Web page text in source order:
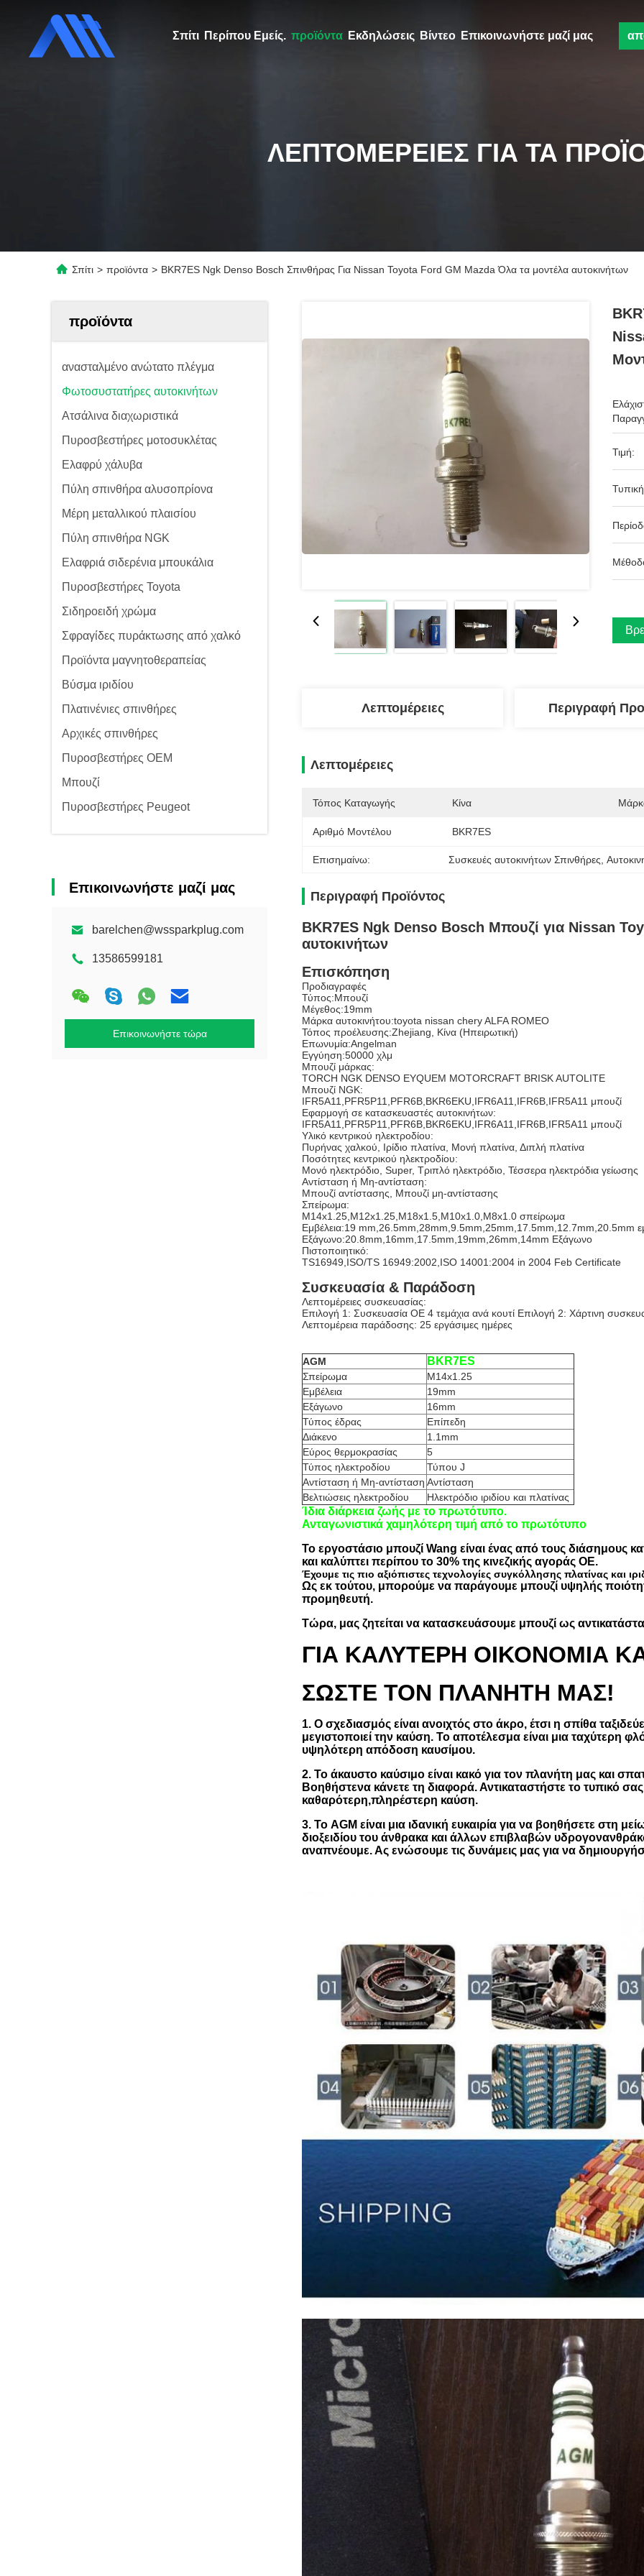
Σπίτι Περίπου Εμείς. προϊόντα Εκδηλώσεις Βίντεο Επικοινωνήστε μαζί μας
ΛΕΠΤΟΜΈΡΕΙΕΣ ΓΙΑ ΤΑ
Σπίτι > προϊόντα > BKR7ES Ngk Denso Bosch Σπινθήρας Για Nissan Toyota Ford GM Mazda Όλα τα μοντέλα αυτοκινήτων
προϊόντα
ανασταλμένο ανώτατο πλέγμα
Φωτοσυστατήρες αυτοκινήτων
Ατσάλινα διαχωριστικά
Πυροσβεστήρες μοτοσυκλέτας
Ελαφρύ χάλυβα
Πύλη σπινθήρα αλυσοπρίονα
Μέρη μεταλλικού πλαισίου
Πύλη σπινθήρα NGK
Ελαφριά σιδερένια μπουκάλια
Πυροσβεστήρες Toyota
Σιδηροειδή χρώμα
Σφραγίδες πυράκτωσης από χαλκό
Προϊόντα μαγνητοθεραπείας
Βύσμα ιριδίου
Πλατινένιες σπινθήρες
Αρχικές σπινθήρες
Πυροσβεστήρες OEM
Μπουζί
Πυροσβεστήρες Peugeot
Επικοινωνήστε μαζί μας
barelchen@wssparkplug.com
13586599181
Επικοινωνήστε τώρα
Τιμή:
Λεπτομέρειες Περιγραφή
Λεπτομέρειες
Τόπος Καταγωγής Κίνα
Αριθμό Μοντέλου BKR7ES
Επισημαίνω: Συσκευές αυτοκινήτων Σπινθήρες ,
Περιγραφή Προϊόντος
BKR7ES Ngk Denso Bosch Μπουζί για Nissan
αυτοκινήτων
Επισκόπηση
Προδιαγραφές
Τύπος:Μπουζί
Μέγεθος:19mm
Μάρκα αυτοκινήτου:toyota nissan chery ALFA ROMEO
Τόπος προέλευσης:Zhejiang, Κίνα (Ηπειρωτική)
Επωνυμία:Angelman
Εγγύηση:50000 χλμ
Μπουζί μάρκας:
TORCH NGK DENSO EYQUEM MOTORCRAFT BRISK AUTOLITE
Μπουζί NGK:
IFR5A11,PFR5P11,PFR6B,BKR6EKU,IFR6A11,IFR6B,IFR5A11 μπουζί
Εφαρμογή σε κατασκευαστές αυτοκινήτων:
IFR5A11,PFR5P11,PFR6B,BKR6EKU,IFR6A11,IFR6B,IFR5A11 μπουζί
Υλικό κεντρικού ηλεκτροδίου:
Πυρήνας χαλκού, Ιρίδιο πλατίνα, Μονή πλατίνα, Διπλή πλατίνα
Ποσότητες κεντρικού ηλεκτροδίου:
Μονό ηλεκτρόδιο, Super, Τριπλό ηλεκτρόδιο, Τέσσερα ηλεκτρόδια γείωσης
Αντίσταση ή Μη-αντίσταση:
Μπουζί αντίστασης, Μπουζί μη-αντίστασης
Σπείρωμα:
M14x1.25,M12x1.25,M18x1.5,M10x1.0,M8x1.0 σπείρωμα
Εμβέλεια:19 mm,26.5mm,28mm,9.5mm,25mm,17.5mm,12.7mm,20.5mm
Εξάγωνο:20.8mm,16mm,17.5mm,19mm,26mm,14mm Εξάγωνο
Πιστοποιητικό:
TS16949,ISO/TS 16949:2002,ISO 14001:2004 in 2004 Feb Certificate
Συσκευασία & Παράδοση
Λεπτομέρειες συσκευασίας:
Επιλογή 1: Συσκευασία OE 4 τεμάχια ανά κουτί Επιλογή 2: Χάρτινη
Λεπτομέρεια παράδοσης: 25 εργάσιμες ημέρες
AGM BKR7ES
Σπείρωμα
M14x1.25
Εμβέλεια
19mm
Εξάγωνο
16mm
Τύπος έδρας
Επίπεδη
Διάκενο
1.1mm
Εύρος θερμοκρασίας
5
Τύπος ηλεκτροδίου
Τύπου J
Αντίσταση ή Μη-αντίσταση Αντίσταση
Βελτιώσεις ηλεκτροδίου
Ηλεκτρόδιο ιριδίου και πλατίνας
Ίδια διάρκεια ζωής με το πρωτότυπο.
Ανταγωνιστικά χαμηλότερη τιμή από το πρωτότυπο
Το εργοστάσιο μπουζί Wang είναι ένας από τους διάσημους
και καλύπτει περίπου το 30% της κινεζικής αγοράς OE.
Έχουμε τις πιο αξιόπιστες τεχνολογίες συγκόλλησης πλατίνας και
Ως εκ τούτου, μπορούμε να παράγουμε μπουζί υψηλής
προμηθευτή.
Τώρα, μας ζητείται να κατασκευάσουμε μπουζί ως
ΓΙΑ ΚΑΛΥΤΕΡΗ ΟΙΚΟΝΟΜΙΑ
ΣΩΣΤΕ ΤΟΝ ΠΛΑΝΗΤΗ ΜΑΣ!
1. Ο σχεδιασμός είναι ανοιχτός στο άκρο, έτσι η σπίθα
μεγιστοποιεί την καύση. Το αποτέλεσμα είναι μια ταχύτερη
υψηλότερη απόδοση καυσίμου.
2. Το άκαυστο καύσιμο είναι κακό για τον πλανήτη μας και
Βοηθήστενα κάνετε τη διαφορά. Αντικαταστήστε το τυπικό
καθαρότερη,πληρέστερη καύση.
3. Το AGM είναι μια ιδανική ευκαιρία για να βοηθήσετε στη
διοξειδίου του άνθρακα και άλλων επιβλαβών
αναπνέουμε. Ας ενώσουμε τις δυνάμεις μας για να